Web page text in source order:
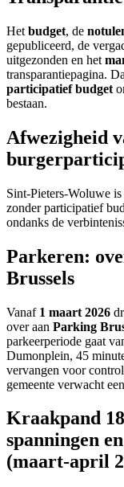
Het budget, de
gepubliceerd, de
uitgezonden en het
transparantiepagina.
participatief budget
bestaan.
Afwezigheid
Sint-Pieters-Woluwe
zonder participatief
ondanks de
Parkeren:
Brussels
Vanaf 1 maart 2026
over aan Parking
parkeerperiode gaat
Dumonplein, 45
vervangen voor
gemeente verwacht
Kraakpand
spanningen
(maart-april